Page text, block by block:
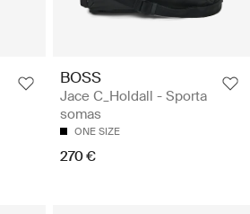
BOSS
Jace C_Holdall - Sporta
somas
ONE SIZE
270 €